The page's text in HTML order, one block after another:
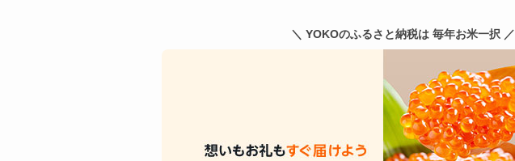
＼ YOKOのふるさと納税は 毎年お米一択 ／